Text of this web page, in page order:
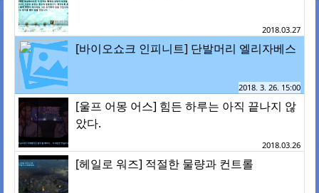
2018.03.27
[바이오쇼크 인피니트] 단발머리 엘리자베스
2018. 3. 26. 15:00
[울프 어몽 어스] 힘든 하루는 아직 끝나지 않
았다.
2018.03.26
[헤일로 워즈] 적절한 물량과 컨트롤